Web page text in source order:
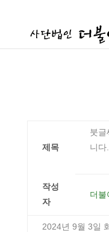
제목
붓글
니다.
작성
자
더불
2024년 9월 3일